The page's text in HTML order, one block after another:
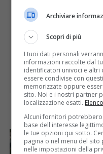
ATTUALITÀ 2 ore fa
Ferragosto in
Archiviare
Scopri di più
I tuoi dati personali
informazioni raccolte dal
identificatori univoci e
essere condivise con
memorizzate oppure
sito. Noi e i nostri partner
localizzazione esatti.
Alcuni fornitori
base dell'interesse
le tue opzioni qui sotto.
pagina o nel menu del
nelle impostazioni della